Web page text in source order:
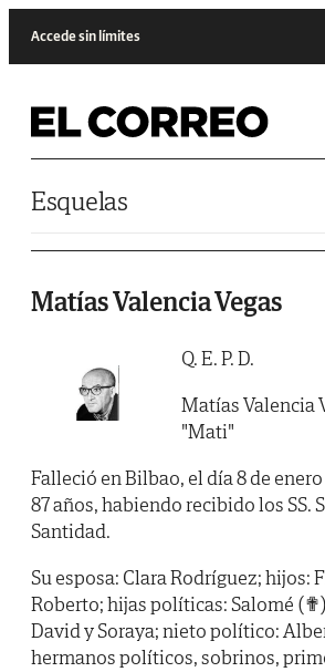
Accede sin límites
Esquelas
Matías Valencia Vegas
Q. E. P. D.
Matías Valencia
"Mati"
Falleció en Bilbao, el día 8 de
87 años, habiendo recibido los SS.
Santidad.
Su esposa: Clara Rodríguez; hijos:
Roberto; hijas políticas: Salomé
David y Soraya; nieto político:
hermanos políticos, sobrinos,